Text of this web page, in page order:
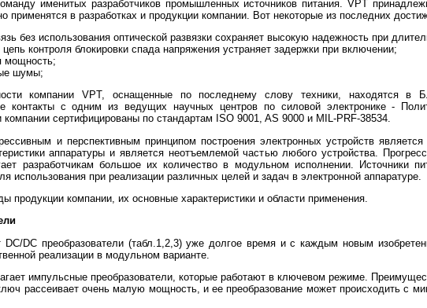
именитых разработчиков промышленных источников питания. VPT
применятся в разработках и продукции компании. Вот некоторые из последних
без использования оптической развязки сохраняет высокую надежность при
контроля блокировки спада напряжения устраняет задержки при включении;
мощность;
шумы;
компании VPT, оснащенные по последнему слову техники, находятся
контакты с одним из ведущих научных центров по силовой электронике -
сертифицированы по стандартам ISO 9001, AS 9000 и MIL-PRF-38534.
и перспективным принципом построения электронных устройств
аппаратуры и является неотъемлемой частью любого устройства.
разработчикам большое их количество в модульном исполнении. Источники
использования при реализации различных целей и задач в электронной аппаратуре.
продукции компании, их основные характеристики и области применения.
DC/DC преобразователи (табл.1,2,3) уже долгое время и с каждым новым
реализации в модульном варианте.
импульсные преобразователи, которые работают в ключевом режиме.
рассеивает очень малую мощность, и ее преобразование может происходить с